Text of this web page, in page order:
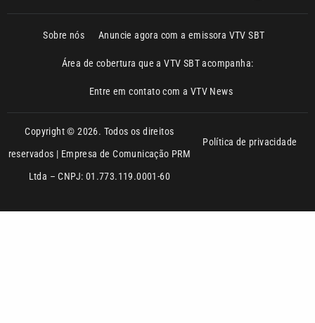
Sobre nós Anuncie agora com a emissora VTV SBT
Área de cobertura que a VTV SBT acompanha:
Entre em contato com a VTV News
Copyright © 2026. Todos os direitos
reservados | Empresa de Comunicação PRM
Ltda – CNPJ: 01.773.119.0001-60
Política de privacidade